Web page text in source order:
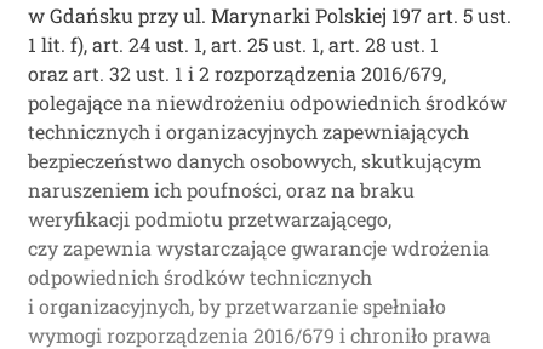
w Gdańsku przy ul. Marynarki Polskiej 197 art. 5 ust.
1 lit. f), art. 24 ust. 1, art. 25 ust. 1, art. 28 ust. 1
oraz art. 32 ust. 1 i 2 rozporządzenia 2016/679,
polegające na niewdrożeniu odpowiednich środków
technicznych i organizacyjnych zapewniających
bezpieczeństwo danych osobowych, skutkującym
naruszeniem ich poufności, oraz na braku
weryfikacji podmiotu przetwarzającego,
czy zapewnia wystarczające gwarancje wdrożenia
odpowiednich środków technicznych
i organizacyjnych, by przetwarzanie spełniało
wymogi rozporządzenia 2016/679 i chroniło prawa